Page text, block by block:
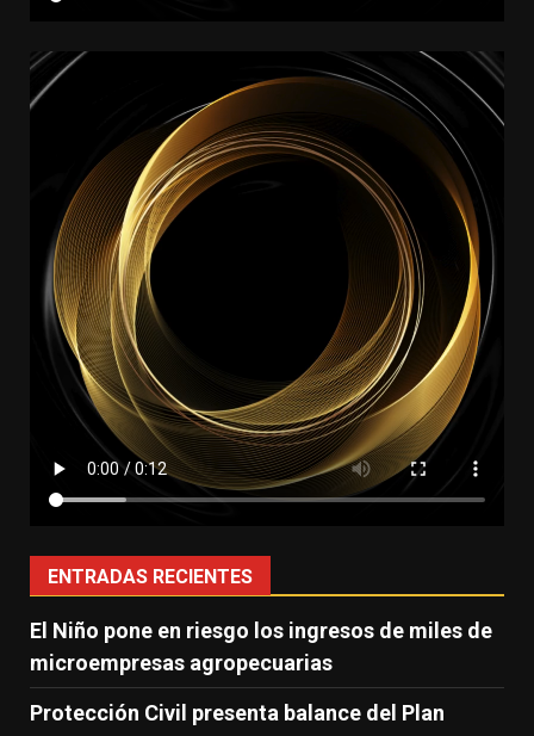
ENTRADAS RECIENTES
El Niño pone en riesgo los ingresos de miles de
microempresas agropecuarias
Protección Civil presenta balance del Plan